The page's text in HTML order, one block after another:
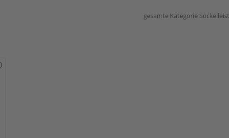
gesamte Kategorie